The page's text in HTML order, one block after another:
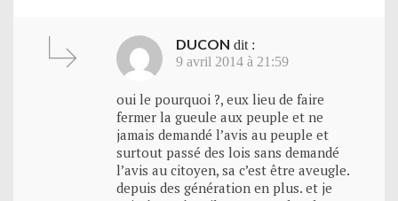
DUCON dit :
9 avril 2014 à 21:59
oui le pourquoi ?, eux lieu de faire
fermer la gueule aux peuple et ne
jamais demandé l’avis au peuple et
surtout passé des lois sans demandé
l’avis au citoyen, sa c’est être aveugle.
depuis des génération en plus. et je